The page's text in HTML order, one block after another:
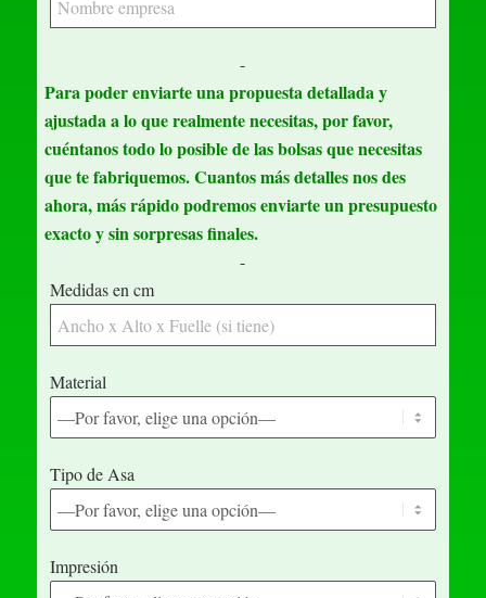
-
Para poder enviarte una propuesta detallada y
ajustada a lo que realmente necesitas, por favor,
cuéntanos todo lo posible de las bolsas que necesitas
que te fabriquemos. Cuantos más detalles nos des
ahora, más rápido podremos enviarte un presupuesto
exacto y sin sorpresas finales.
-
Medidas en cm
Material
Tipo de Asa
Impresión